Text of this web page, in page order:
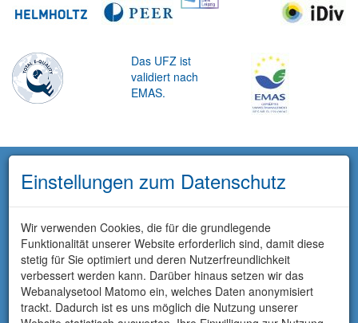
Das UFZ ist
validiert nach
EMAS.
Einstellungen zum Datenschutz
Wir verwenden Cookies, die für die grundlegende
Funktionalität unserer Website erforderlich sind, damit diese
stetig für Sie optimiert und deren Nutzerfreundlichkeit
verbessert werden kann. Darüber hinaus setzen wir das
Webanalysetool Matomo ein, welches Daten anonymisiert
trackt. Dadurch ist es uns möglich die Nutzung unserer